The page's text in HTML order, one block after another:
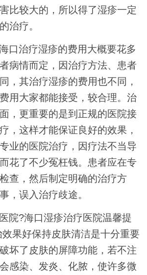
比较大的，所以得了湿疹一定
治疗。
口治疗湿疹的费用大概要花多
病情而定，因治疗方法、患者
，其治疗湿疹的费用也不同，
用大家都能接受，较合理。治
，更重要的是到正规的医院接
，这样才能保证良好的效果，
业的医院治疗，因疗法不当导
花了不少冤枉钱。患者应在专
查，然后制定明确的治疗方
，误入治疗歧途。
院?海口湿疹治疗医院温馨提
果好保持皮肤清洁是十分重要
坏了皮肤的屏障功能，若不注
感染、发炎、化脓，使许多微